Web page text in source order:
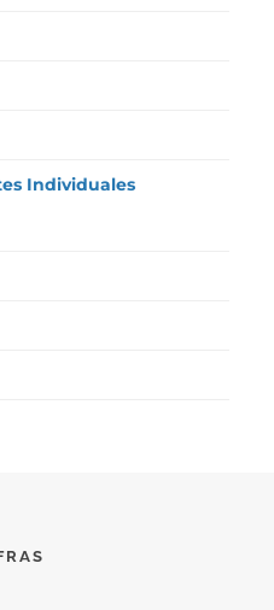
Individuales